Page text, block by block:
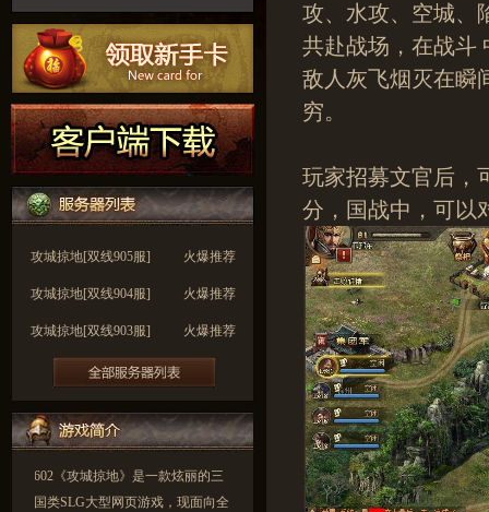
攻城掠地[双线905服] 火爆推荐
攻城掠地[双线904服] 火爆推荐
攻城掠地[双线903服] 火爆推荐
攻城掠地[双线902服]
攻城掠地[双线901服] 火爆推荐
攻城掠地[双线900服] 火爆推荐
602《攻城掠地》是一款炫丽的三
国类SLG大型网页游戏，现面向全
攻、水攻、空城、
共赴战场，在战斗
敌人灰飞烟灭在瞬
穷。
玩家招募文官后，
分，国战中，可以